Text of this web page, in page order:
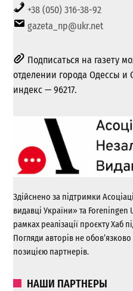
+38 (050) 316-38-92
gazeta_np@ukr.net
Подписаться на газету
отделении города Одессы и
индекс — 96217.
Здійснено за підтримки
видавці України» та
рамках реалізації проєкту Хаб
Погляди авторів не
позицією партнерів.
НАШИ ПАРТНЕРЫ